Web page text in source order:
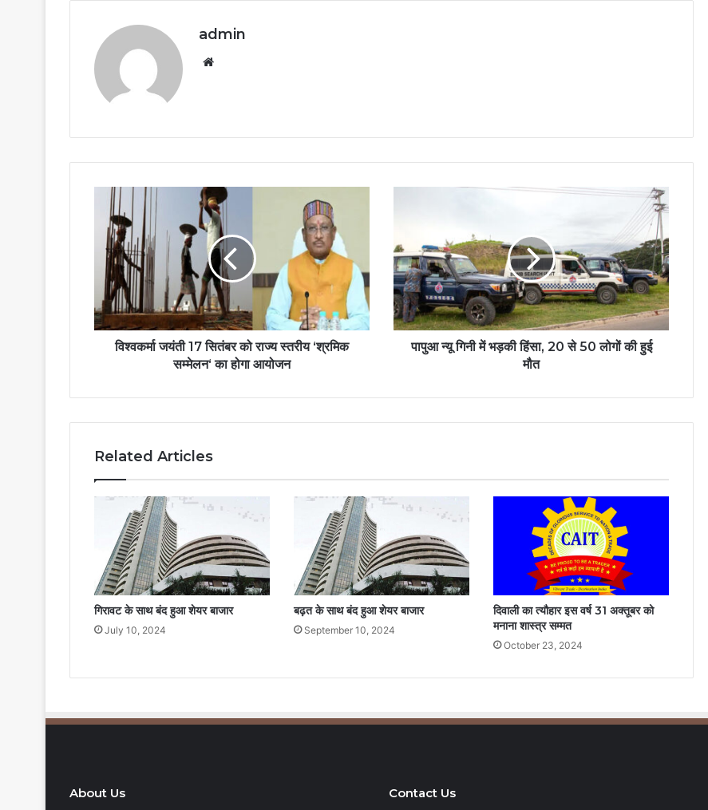
admin
विश्वकर्मा जयंती 17 सितंबर को राज्य स्तरीय ‘श्रमिक
सम्मेलन‘ का होगा आयोजन
पापुआ न्यू गिनी में भड़की हिंसा, 20 से 50 लोगों की हुई
मौत
Related Articles
गिरावट के साथ बंद हुआ शेयर बाजार
July 10, 2024
बढ़त के साथ बंद हुआ शेयर बाजार
September 10, 2024
दिवाली का त्यौहार इस वर्ष 31 अक्तूबर को
मनाना शास्त्र सम्मत
October 23, 2024
About Us Contact Us